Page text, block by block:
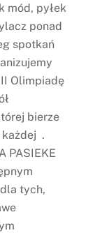
mód, pyłek
ponad
spotkań
Olimpiadę
bierze
każdej .
PASIEKE
tych,